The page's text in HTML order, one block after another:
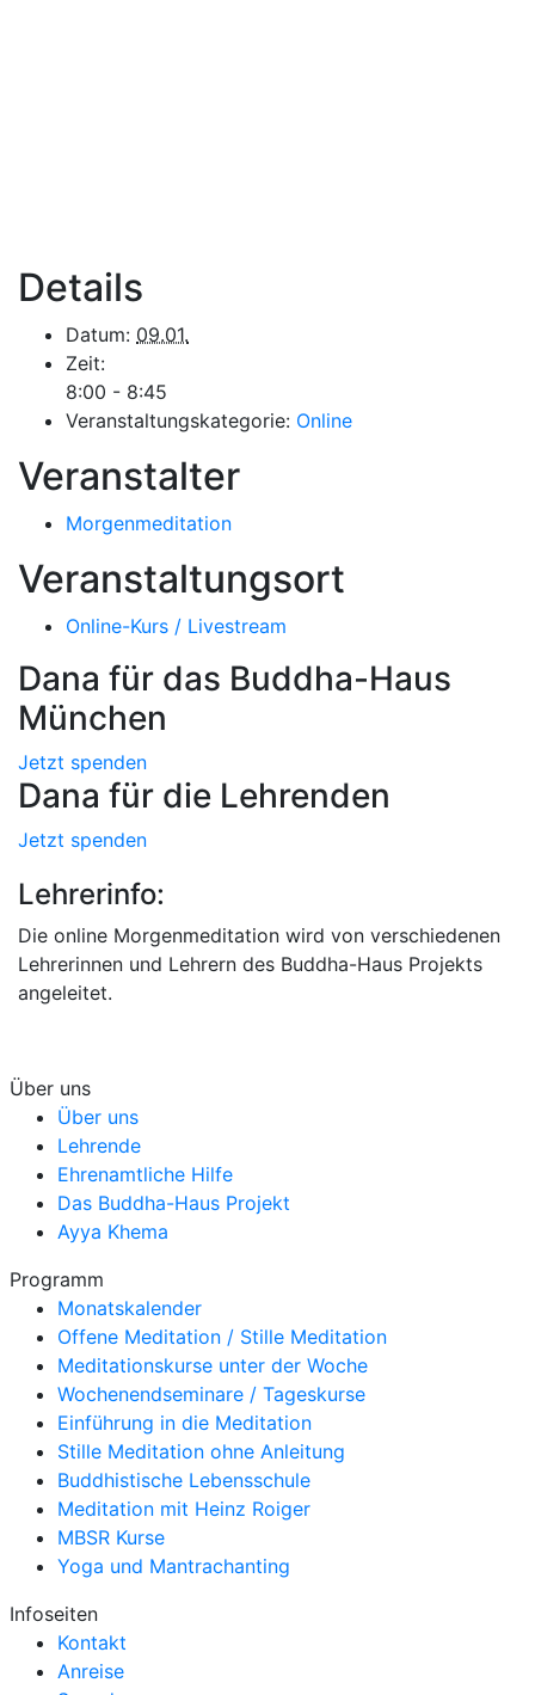
Details
Datum: 09.01.
Zeit:
8:00 - 8:45
Veranstaltungskategorie: Online
Veranstalter
Morgenmeditation
Veranstaltungsort
Online-Kurs / Livestream
Dana für das Buddha-Haus
München
Jetzt spenden
Dana für die Lehrenden
Jetzt spenden
Lehrerinfo:
Die online Morgenmeditation wird von verschiedenen
Lehrerinnen und Lehrern des Buddha-Haus Projekts
angeleitet.
Über uns
Über uns
Lehrende
Ehrenamtliche Hilfe
Das Buddha-Haus Projekt
Ayya Khema
Programm
Monatskalender
Offene Meditation / Stille Meditation
Meditationskurse unter der Woche
Wochenendseminare / Tageskurse
Einführung in die Meditation
Stille Meditation ohne Anleitung
Buddhistische Lebensschule
Meditation mit Heinz Roiger
MBSR Kurse
Yoga und Mantrachanting
Infoseiten
Kontakt
Anreise